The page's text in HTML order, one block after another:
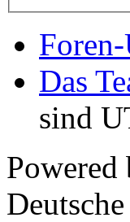
Das
sind
Powered